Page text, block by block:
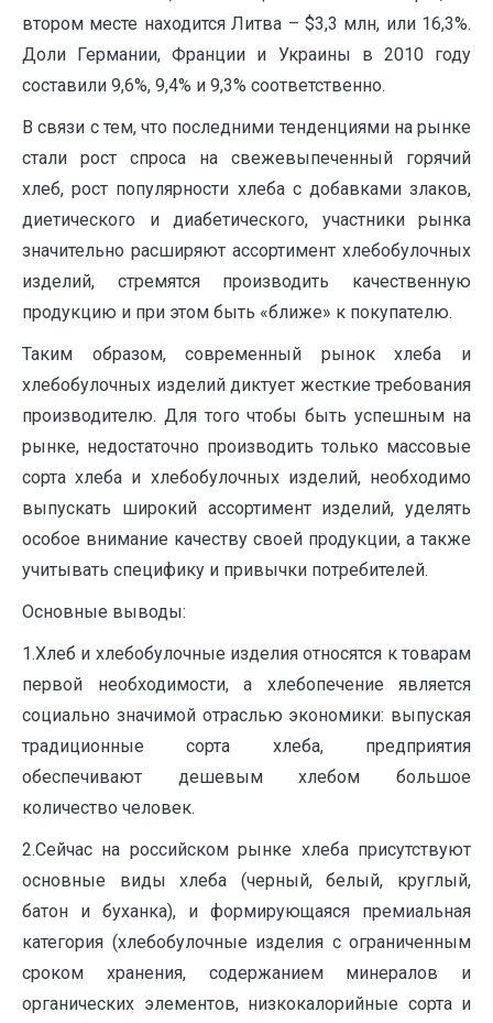
втором месте находится Литва – $3,3 млн, или 16,3%.
Доли Германии, Франции и Украины в 2010 году
составили 9,6%, 9,4% и 9,3% соответственно.
В связи с тем, что последними тенденциями на рынке
стали рост спроса на свежевыпеченный горячий
хлеб, рост популярности хлеба с добавками злаков,
диетического и диабетического, участники рынка
значительно расширяют ассортимент хлебобулочных
изделий, стремятся производить качественную
продукцию и при этом быть «ближе» к покупателю.
Таким образом, современный рынок хлеба и
хлебобулочных изделий диктует жесткие требования
производителю. Для того чтобы быть успешным на
рынке, недостаточно производить только массовые
сорта хлеба и хлебобулочных изделий, необходимо
выпускать широкий ассортимент изделий, уделять
особое внимание качеству своей продукции, а также
учитывать специфику и привычки потребителей.
Основные выводы:
1.Хлеб и хлебобулочные изделия относятся к товарам
первой необходимости, а хлебопечение является
социально значимой отраслью экономики: выпуская
традиционные сорта хлеба, предприятия
обеспечивают дешевым хлебом большое
количество человек.
2.Сейчас на российском рынке хлеба присутствуют
основные виды хлеба (черный, белый, круглый,
батон и буханка), и формирующаяся премиальная
категория (хлебобулочные изделия с ограниченным
сроком хранения, содержанием минералов и
органических элементов, низкокалорийные сорта и